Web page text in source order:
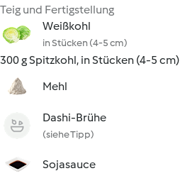
Teig und Fertigstellung
Weißkohl
in Stücken (4-5 cm)
300 g Spitzkohl, in Stücken (4-5 cm)
Mehl
Dashi-Brühe
(siehe Tipp)
Sojasauce